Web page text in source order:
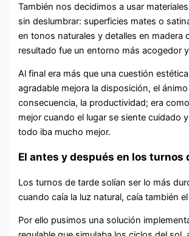
También nos decidimos a usar
sin deslumbrar: superficies mates o
en tonos naturales y detalles en madera
resultado fue un entorno más acogedor
Al final era más que una cuestión
agradable mejora la disposición, el
consecuencia, la productividad; era
mejor cuando el lugar se siente cuidado
todo iba mucho mejor.
El antes y después en los turnos
Los turnos de tarde solían ser lo más
cuando caía la luz natural, caía también
Por ello pusimos una solución